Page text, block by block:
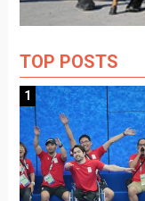
TOP POSTS